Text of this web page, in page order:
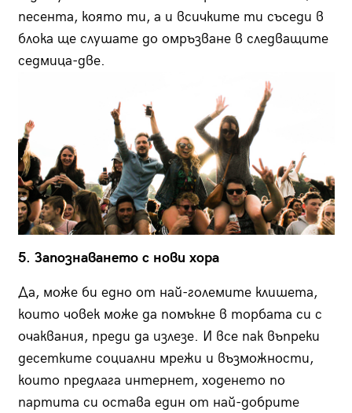
песента, която ти, а и всичките ти съседи в
блока ще слушате до омръзване в следващите
седмица-две.
5. Запознаването с нови хора
Да, може би едно от най-големите клишета,
които човек може да помъкне в торбата си с
очаквания, преди да излезе. И все пак въпреки
десетките социални мрежи и възможности,
които предлага интернет, ходенето по
партита си остава един от най-добрите